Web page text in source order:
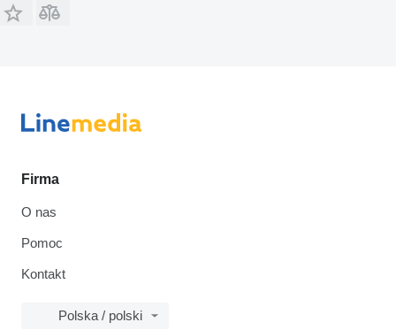
Firma
O nas
Pomoc
Kontakt
Polska / polski